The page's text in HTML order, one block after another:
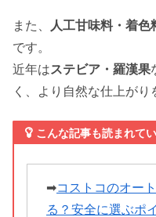
また、 人工甘味料・着色
です。
近年はステビア・羅漢果
く、より自然な仕上がり
こんな記事も読まれて
➡コストコのオー
る？安全に選ぶポ